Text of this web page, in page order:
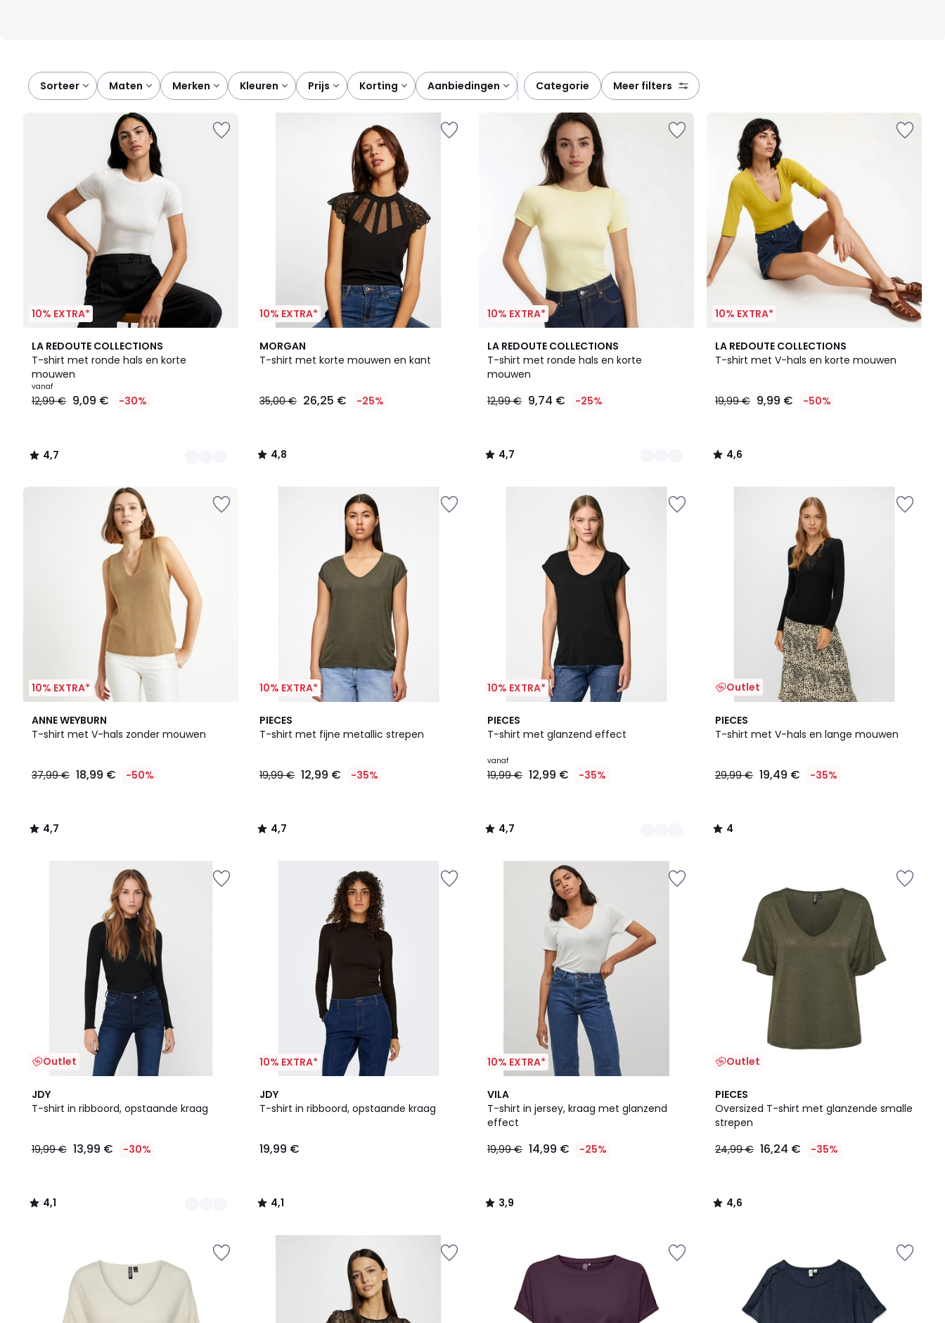
Sorteer maten merken kleuren prijs korting aanbiedingen categorie meer filters
10% EXTRA*
LA REDOUTE COLLECTIONS
T-shirt met ronde hals en korte
mouwen
Prijs
vanaf
plaats
12,99
vanaf
12,99 € 9,09 € -30%
4,7
/ 5
4
Kleuren
4,7
/
10% EXTRA*
MORGAN
T-shirt met korte mouwen en kant
35,00 € 26,25 € -25%
4,8
/ 5
4,8
/
10% EXTRA*
LA REDOUTE COLLECTIONS
T-shirt met ronde hals en korte
mouwen
12,99 € 9,74 € -25%
4,7
/ 5
2
Kleuren
4,7
/
10% EXTRA*
LA REDOUTE COLLECTIONS
T-shirt met V-hals en korte mouwen
19,99 € 9,99 € -50%
4,6
/ 5
4,6
/
10% EXTRA*
ANNE WEYBURN
T-shirt met V-hals zonder mouwen
37,99 € 18,99 € -50%
4,7
/ 5
4,7
/
10% EXTRA*
PIECES
T-shirt met fijne metallic strepen
19,99 € 12,99 € -35%
4,7
/ 5
4,7
/
10% EXTRA*
PIECES
T-shirt met glanzend effect
vanaf
19,99 € 12,99 € -35%
4,7
/ 5
3
Kleuren
4,7
/
Outlet
PIECES
T-shirt met V-hals en lange mouwen
29,99 € 19,49 € -35%
4
/
4
/
Outlet
JDY
T-shirt in ribboord, opstaande kraag
19,99 € 13,99 € -30%
4,1
/ 5
2
Kleuren
4,1
/
10% EXTRA*
JDY
T-shirt in ribboord, opstaande kraag
19,99 €
4,1
/ 5
4,1
/
10% EXTRA*
VILA
T-shirt in jersey, kraag met glanzend
effect
19,99 € 14,99 € -25%
3,9
/ 5
3,9
/
Outlet
PIECES
Oversized T-shirt met glanzende smalle
strepen
24,99 € 16,24 € -35%
4,6
/ 5
4,6
/